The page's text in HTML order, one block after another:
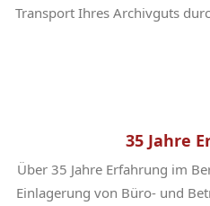
Transport Ihres Archivguts
35 Jahre
Über 35 Jahre Erfahrung im
Einlagerung von Büro- und